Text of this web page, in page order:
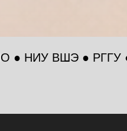
● РГГУ ● РУДН